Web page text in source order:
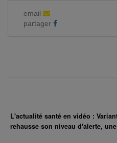
email
partager
L'actualité santé en vidéo :
rehausse son niveau d'alerte,